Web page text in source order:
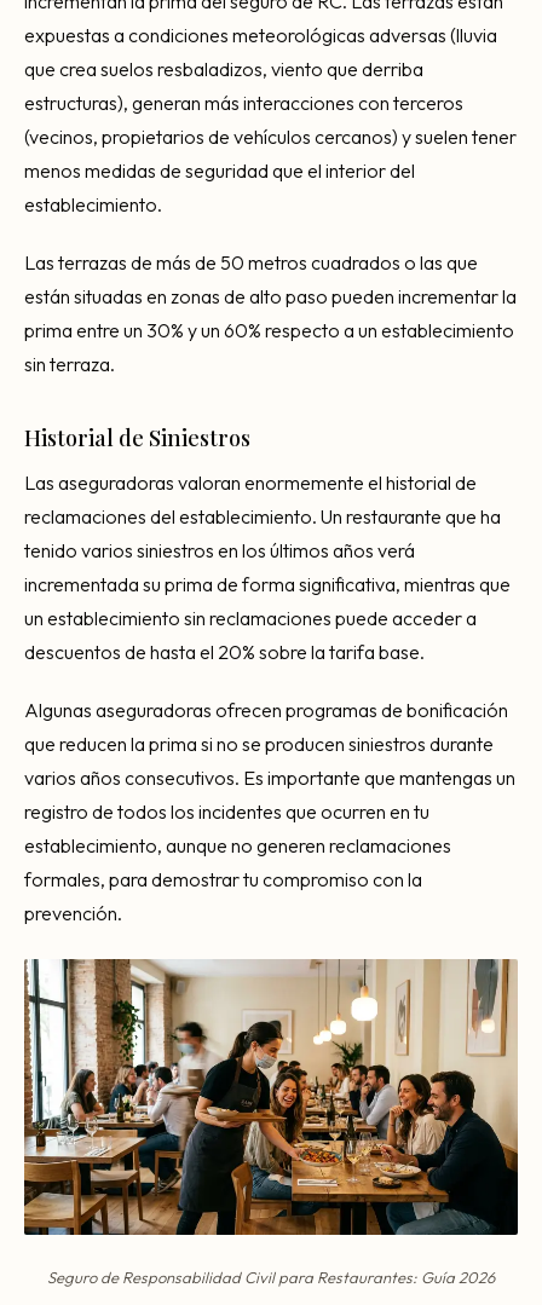
expuestas a condiciones meteorológicas adversas (lluvia
que crea suelos resbaladizos, viento que derriba
estructuras), generan más interacciones con terceros
(vecinos, propietarios de vehículos cercanos) y suelen tener
menos medidas de seguridad que el interior del
establecimiento.
Las terrazas de más de 50 metros cuadrados o las que
están situadas en zonas de alto paso pueden incrementar la
prima entre un 30% y un 60% respecto a un establecimiento
sin terraza.
Historial de Siniestros
Las aseguradoras valoran enormemente el historial de
reclamaciones del establecimiento. Un restaurante que ha
tenido varios siniestros en los últimos años verá
incrementada su prima de forma significativa, mientras que
un establecimiento sin reclamaciones puede acceder a
descuentos de hasta el 20% sobre la tarifa base.
Algunas aseguradoras ofrecen programas de bonificación
que reducen la prima si no se producen siniestros durante
varios años consecutivos. Es importante que mantengas un
registro de todos los incidentes que ocurren en tu
establecimiento, aunque no generen reclamaciones
formales, para demostrar tu compromiso con la
prevención.
Seguro de Responsabilidad Civil para Restaurantes: Guía 2026